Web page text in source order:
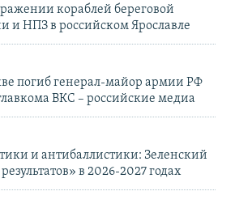
кораблей береговой
и НПЗ в российском Ярославле
погиб генерал-майор армии РФ
ВКС – российские медиа
и антибаллистики: Зеленский
в 2026-2027 годах